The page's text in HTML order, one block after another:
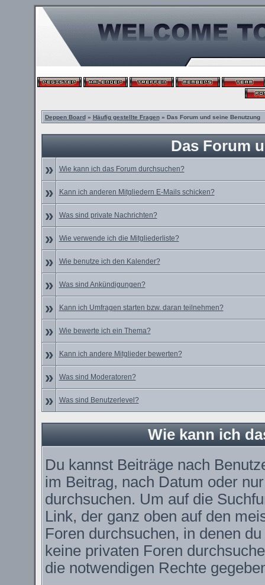
Deppen Board» Häufig gestellte Fragen» Das Forum und seine Benutzung
Das Forum
»
Wie kann ich das Forum durchsuchen?
» Kann ich anderen Mitgliedern E-Mails schicken?
» Was sind private Nachrichten?
» Wie verwende ich die Mitgliederliste?
» Wie benutze ich den Kalender?
» Was sind Ankündigungen?
» Kann ich Umfragen starten bzw. daran teilnehmen?
» Wie bewerte ich ein Thema?
» Kann ich andere Mitglieder bewerten?
» Was sind Moderatoren?
» Was sind Benutzerlevel?
Wie kann ich
Du kannst Beiträge nach
im Beitrag, nach Datum oder
durchsuchen. Um auf die
Link, der ganz oben auf den
Foren durchsuchen, in denen
keine privaten Foren
die notwendigen Rechte